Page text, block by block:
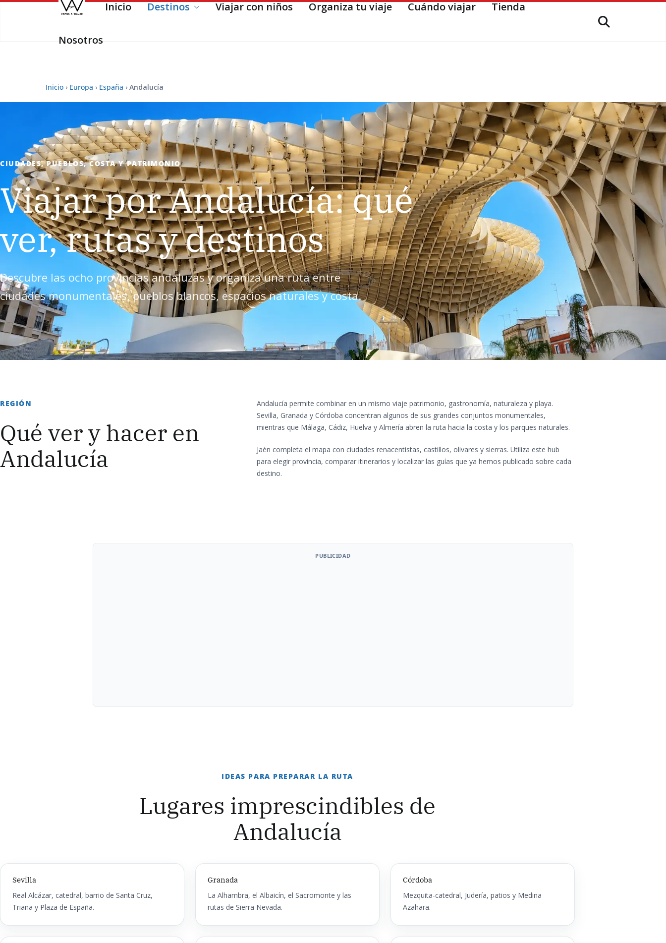
Inicio Destinos Viajar con niños Organiza tu viaje Cuándo viajar Tienda
Nosotros
Inicio › Europa › España › Andalucía
CIUDADES, PUEBLOS, COSTA Y PATRIMONIO
Viajar por Andalucía: qué
ver, rutas y destinos
Descubre las ocho provincias andaluzas y organiza una ruta entre
ciudades monumentales, pueblos blancos, espacios naturales y costa.
REGIÓN
Qué ver y hacer en
Andalucía
Andalucía permite combinar en un mismo viaje patrimonio, gastronomía, naturaleza y playa.
Sevilla, Granada y Córdoba concentran algunos de sus grandes conjuntos monumentales,
mientras que Málaga, Cádiz, Huelva y Almería abren la ruta hacia la costa y los parques naturales.
Jaén completa el mapa con ciudades renacentistas, castillos, olivares y sierras. Utiliza este hub
para elegir provincia, comparar itinerarios y localizar las guías que ya hemos publicado sobre cada
destino.
PUBLICIDAD
IDEAS PARA PREPARAR LA RUTA
Lugares imprescindibles de
Andalucía
Sevilla
Real Alcázar, catedral, barrio de Santa Cruz,
Triana y Plaza de España.
Granada
La Alhambra, el Albaicín, el Sacromonte y las
rutas de Sierra Nevada.
Córdoba
Mezquita-catedral, Judería, patios y Medina
Azahara.